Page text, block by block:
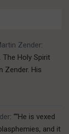
Zender:
The Holy Spirit
Zender. His
: ““He is vexed
and it